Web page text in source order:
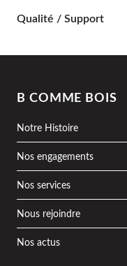
Qualité / Support
B COMME BOIS
Notre Histoire
Nos engagements
Nos services
Nous rejoindre
Nos actus